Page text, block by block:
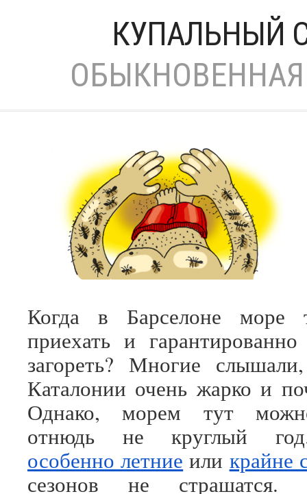
КУПАЛЬНЫЙ
Когда в Барселоне море
приехать и
загореть? Многие
Каталонии очень жарко и
Однако, морем тут
отнюдь не круглый
особенно летние или крайне
сезонов не